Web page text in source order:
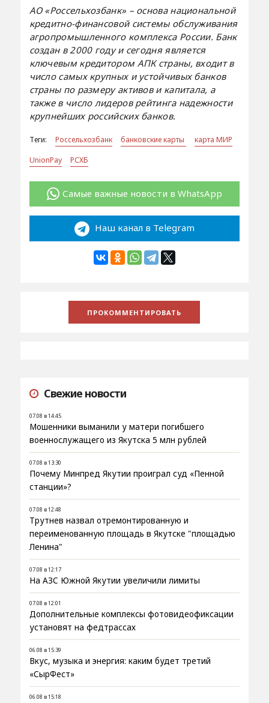
АО «Россельхозбанк» – основа национальной
кредитно-финансовой системы обслуживания
агропромышленного комплекса России. Банк
создан в 2000 году и сегодня является
ключевым кредитором АПК страны, входит в
число самых крупных и устойчивых банков
страны по размеру активов и капитала, а
также в число лидеров рейтинга надежности
крупнейших российских банков.
Теги: Россельхозбанк банковские карты
карта МИР
UnionPay
РСХБ
Самые важные новости в WhatsApp
Наш канал в Telegram
Свежие новости
07.08 в 14:45
Мошенники выманили у матери погибшего
военнослужащего из Якутска 5 млн рублей
07.08 в 13:30
Почему Минпред Якутии проиграл суд «Пенной
станции»?
07.08 в 12:48
Трутнев назвал отремонтированную и
переименованную площадь в Якутске "площадью
Ленина"
07.08 в 12:17
На АЗС Южной Якутии увеличили лимиты
07.08 в 12:01
Дополнительные комплексы фотовидеофиксации
установят на федтрассах
06.08 в 15:39
Вкус, музыка и энергия: каким будет третий
«СырФест»
06.08 в 15:18